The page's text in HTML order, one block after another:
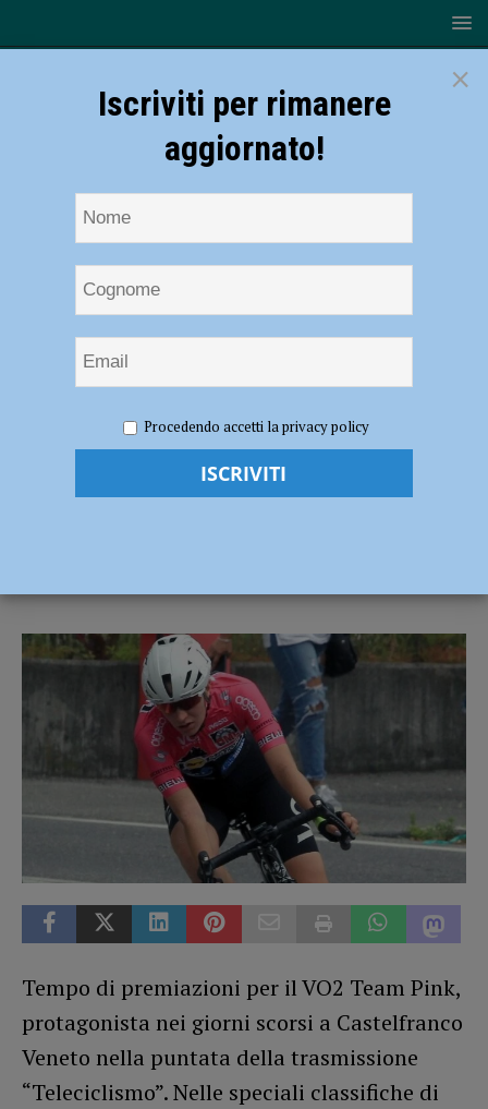
Team Pink, Francesca Barale “regina” delle classifiche di Teleciclismo
VO2 Team Pink, Francesca Barale
Tempo di premiazioni per il VO2 Team Pink,
protagonista nei giorni scorsi a Castelfranco
Veneto nella puntata della trasmissione
“Teleciclismo”. Nelle speciali classifiche di
×
Iscriviti per rimanere
aggiornato!
Procedendo accetti la privacy policy